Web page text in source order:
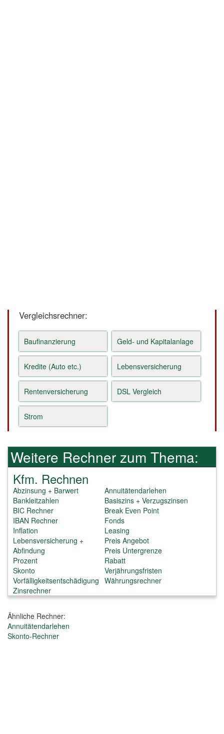
Vergleichsrechner:
Baufinanzierung Geld- und Kapitalanlage
Kredite (Auto etc.) Lebensversicherung
Rentenversicherung DSL Vergleich
Strom
Weitere Rechner zum Thema:
Kfm. Rechnen
Abzinsung + Barwert
Annuitätendarlehen
Bankleitzahlen
Basiszins + Verzugszinsen
BIC Rechner
Break Even Point
IBAN Rechner
Fonds
Inflation
Leasing
Lebensversicherung +
Abfindung
Preis Angebot
Preis Untergrenze
Prozent
Rabatt
Skonto
Verjährungsfristen
Vorfälligkeitsentschädigung Währungsrechner
Zinsrechner
Ähnliche Rechner:
Annuitätendarlehen
Skonto-Rechner